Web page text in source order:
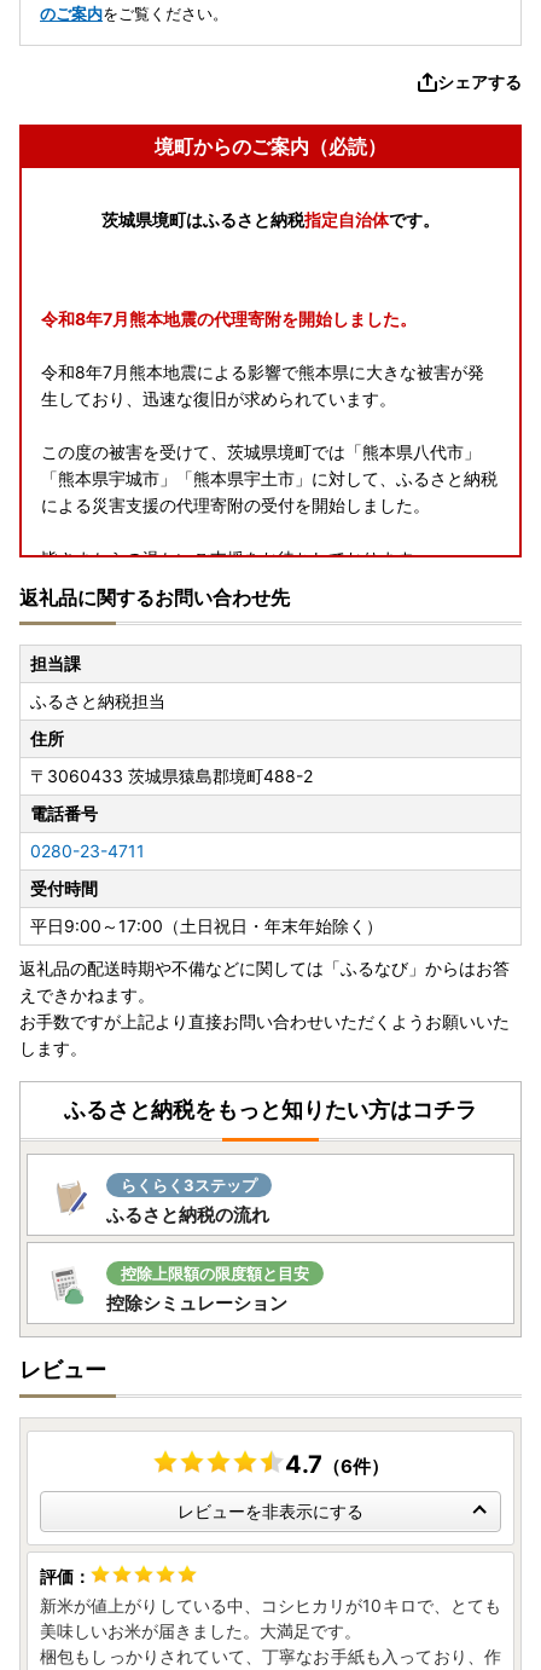
のご案内をご覧ください。
シェアする
境町からのご案内（必読）
茨城県境町はふるさと納税指定自治体です。
令和8年7月熊本地震の代理寄附を開始しました。
令和8年7月熊本地震による影響で熊本県に大きな被害が発
生しており、迅速な復旧が求められています。
この度の被害を受けて、茨城県境町では「熊本県八代市」
「熊本県宇城市」「熊本県宇土市」に対して、ふるさと納税
による災害支援の代理寄附の受付を開始しました。
皆さまからの温かいご支援をお待ちしております。
■熊本県宇城市への代理寄附はこちら
■熊本県宇土市への代理寄附はこちら
お盆期間中の対応について
寄附のお申込みについては、お盆期間中も受付を行っており
ます。
くカレンダー通りの対応となります。
なお、休業期間中はお問い合わせおよびメールのご返信を休
止させていただきます。
※配送期間は、前後する場合がございますことを予めご了承
ください。
※一部の返礼品につきましては、お盆期間中も発送を行って
おりますので予めご了承ください。
この度は、茨城県境町ふるさと納税ページへお越しいただ
以下の事項をご確認のうえ、お申込みくださいますようお願
いいたします。
◆お問い合わせ先◆
境町ふるさと納税サポートセンター
■寄附/ワンストップ特例申請に関すること
[TEL]0280-23-2615（平日9:00-17:00 土日年末年始は除
く）
[Mail]zei@sakaimachi.co.jp
返礼品に関するお問い合わせ先
担当課
ふるさと納税担当
住所
〒3060433 茨城県猿島郡境町488-2
電話番号
0280-23-4711
受付時間
平日9:00～17:00（土日祝日・年末年始除く）
返礼品の配送時期や不備などに関しては「ふるなび」からはお答
えできかねます。
お手数ですが上記より直接お問い合わせいただくようお願いいた
します。
ふるさと納税をもっと知りたい方はコチラ
らくらく3ステップ
ふるさと納税の流れ
控除上限額の限度額と目安
控除シミュレーション
レビュー
4.7 （6件）
レビューを非表示にする
新米が値上がりしている中、コシヒカリが10キロで、とても
美味しいお米が届きました。大満足です。
梱包もしっかりされていて、丁寧なお手紙も入っており、作